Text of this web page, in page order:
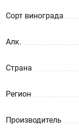
Сорт винограда
Aлк.
Страна
Регион
Производитель